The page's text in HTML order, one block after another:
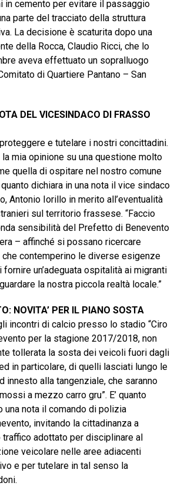
in cemento per evitare il passaggio
parte del tracciato della struttura
La decisione è scaturita dopo una
della Rocca, Claudio Ricci, che lo
aveva effettuato un sopralluogo
di Quartiere Pantano – San
DEL VICESINDACO DI FRASSO
e tutelare i nostri concittadini.
mia opinione su una questione molto
quella di ospitare nel nostro comune
quanto dichiara in una nota il vice sindaco
Antonio Iorillo in merito all’eventualità
sul territorio frassese. “Faccio
sensibilità del Prefetto di Benevento
– affinché si possano ricercare
contemperino le diverse esigenze
un’adeguata ospitalità ai migranti
la nostra piccola realtà locale.”
NOVITA’ PER IL PIANO SOSTA
incontri di calcio presso lo stadio “Ciro
per la stagione 2017/2018, non
tollerata la sosta dei veicoli fuori dagli
in particolare, di quelli lasciati lungo le
innesto alla tangenziale, che saranno
a mezzo carro gru”. E’ quanto
una nota il comando di polizia
invitando la cittadinanza a
adottato per disciplinare al
veicolare nelle aree adiacenti
e per tutelare in tal senso la